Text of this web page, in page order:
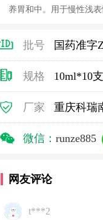
养胃和中。用于慢性浅表
批号 国药准字
规格 10ml*10支
厂家 重庆科瑞
微信： runze885
网友评论
t***2